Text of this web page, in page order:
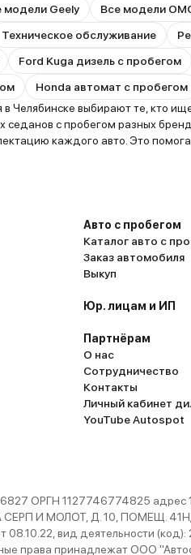
модели Geely Все модели
Техническое обслуживание
Ford Kuga дизель с пробегом
Honda автомат с пробегом
Челябинске выбирают те, кто
седанов с пробегом разных
каждого авто. Это
Авто с пробегом
Каталог авто с
Заказ автомобиля
Выкуп
Юр. лицам и ИП
Партнёрам
О нас
Сотрудничество
Контакты
Личный кабинет
YouTube Autospot
ОРГН 1127746774825 адрес
И МОЛОТ, Д. 10, ПОМЕЩ. 41Н/9,
вид деятельности (код):
права принадлежат ООО